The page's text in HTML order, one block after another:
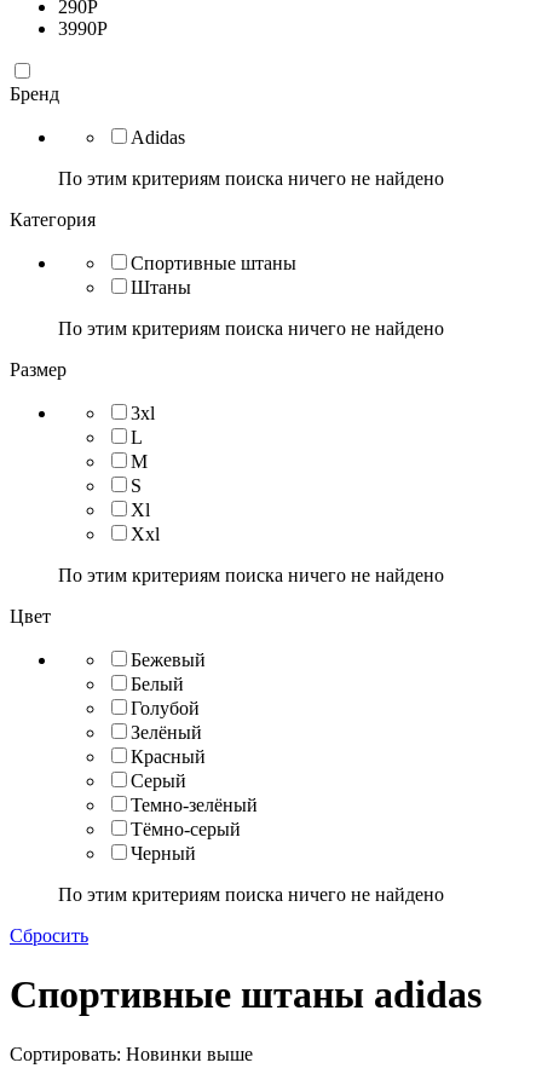
290Р
3990Р
Бренд
Adidas
По этим критериям поиска ничего не найдено
Категория
Спортивные штаны
Штаны
По этим критериям поиска ничего не найдено
Размер
3xl
L
M
S
Xl
Xxl
По этим критериям поиска ничего не найдено
Цвет
Бежевый
Белый
Голубой
Зелёный
Красный
Серый
Темно-зелёный
Тёмно-серый
Черный
По этим критериям поиска ничего не найдено
Сбросить
Спортивные штаны adidas
Сортировать: Новинки выше